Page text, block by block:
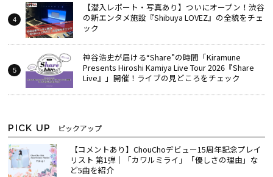
【潜入レポート・写真あり】ついにオープン！渋谷
の新エンタメ施設『Shibuya LOVEZ』の全貌をチェ
ック
神谷浩史が届ける“Share”の時間――「Kiramune
Presents Hiroshi Kamiya Live Tour 2026『Share
Live』」開催！ライブの見どころをチェック
PICK UP ピックアップ
【コメントあり】ChouChoデビュー15周年記念プレイ
リスト 第1弾｜「カワルミライ」「優しさの理由」な
ど5曲を紹介